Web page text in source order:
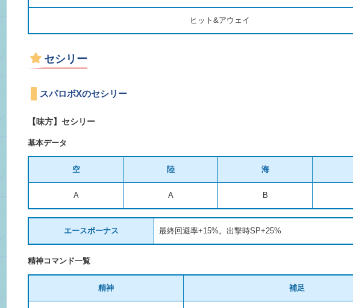
ヒット&アウェイ
セシリー
スパロボXのセシリー
【味方】セシリー
基本データ
空 陸 海
A A B
エースボーナス 最終回避率+15%。出撃時SP+25%
精神コマンド一覧
精神 補足